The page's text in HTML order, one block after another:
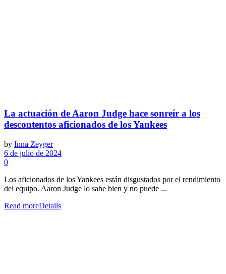
La actuación de Aaron Judge hace sonreír a los
descontentos aficionados de los Yankees
by Inna Zeyger
6 de julio de 2024
0
Los aficionados de los Yankees están disgustados por el rendimiento
del equipo. Aaron Judge lo sabe bien y no puede ...
Read moreDetails